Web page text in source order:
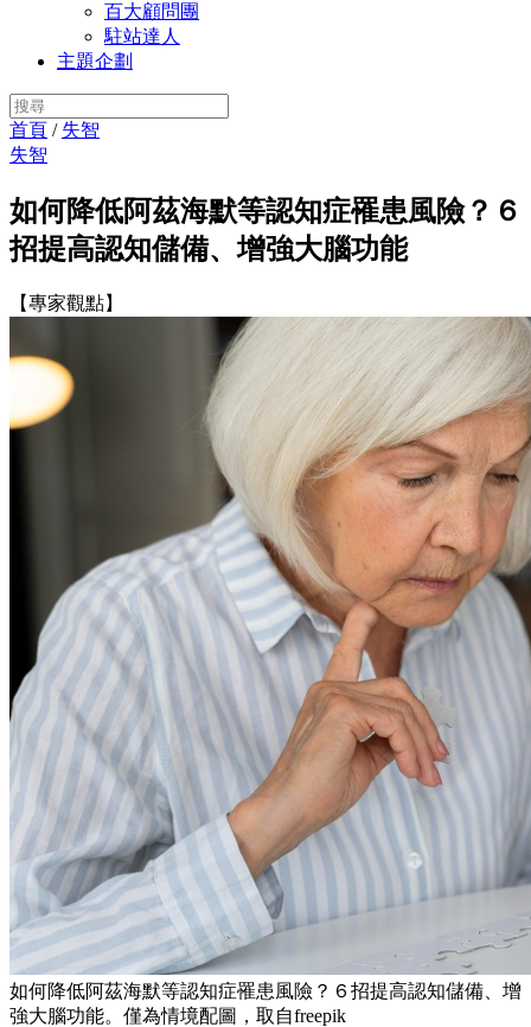
百大顧問團
駐站達人
主題企劃
首頁 / 失智
失智
如何降低阿茲海默等認知症罹患風險？６
招提高認知儲備、增強大腦功能
【專家觀點】
如何降低阿茲海默等認知症罹患風險？６招提高認知儲備、增
強大腦功能。僅為情境配圖，取自freepik